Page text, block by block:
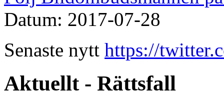
Datum: 2017-07-28
Senaste nytt https://
Aktuellt - Rättsfall